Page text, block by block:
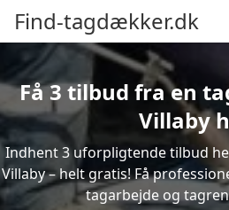
Find-tagdækker.dk
Få 3 tilbud fra en
Villaby
Indhent 3 uforpligtende tilbud
Villaby – helt gratis! Få
tagarbejde og